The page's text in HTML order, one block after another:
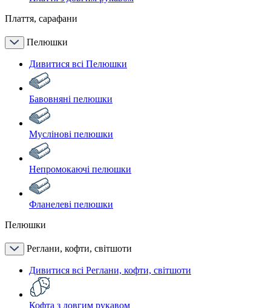
Плаття, сарафани
Пелюшки
Дивитися всі Пелюшки
Бавовняні пелюшки
Муслінові пелюшки
Непромокаючі пелюшки
Фланелеві пелюшки
Пелюшки
Реглани, кофти, світшоти
Дивитися всі Реглани, кофти, світшоти
Кофта з довгим рукавом